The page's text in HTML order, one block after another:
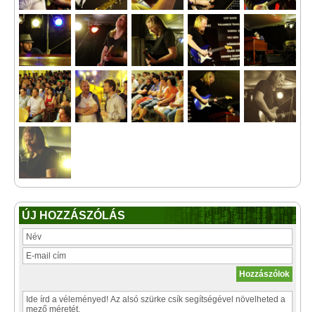
ÚJ HOZZÁSZÓLÁS